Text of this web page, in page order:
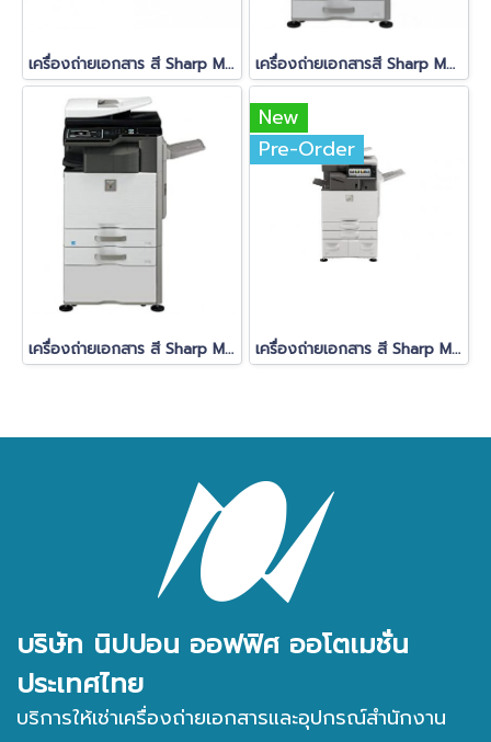
เครื่องถ่ายเอกสาร สี Sharp MX-2651 เครื่องถ่ายเอกสารสี Sharp MX-2314N
เครื่องถ่ายเอกสาร สี Sharp MX-3114
New
Pre-Order
เครื่องถ่ายเอกสาร สี Sharp MX-3561
บริษัท นิปปอน ออฟฟิศ ออโตเมชั่น
ประเทศไทย
บริการให้เช่าเครื่องถ่ายเอกสารและอุปกรณ์สำนักงาน